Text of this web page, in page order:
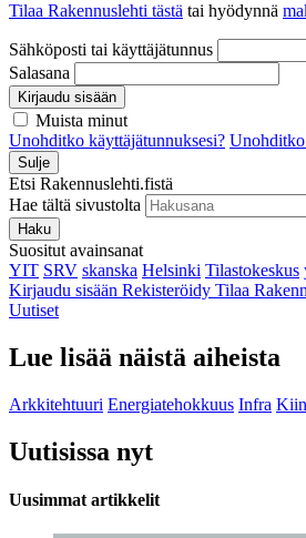
Tilaa Rakennuslehti tästä tai hyödynnä
Sähköposti tai käyttäjätunnus
Salasana
Kirjaudu sisään
Muista minut
Unohditko käyttäjätunnuksesi? Unohditko
Sulje
Etsi Rakennuslehti.fistä
Hae tältä sivustolta
Haku
Suositut avainsanat
YIT SRV skanska Helsinki Tilastokeskus
Kirjaudu sisään Rekisteröidy Tilaa
Uutiset
Lue lisää näistä aiheista
Arkkitehtuuri Energiatehokkuus Infra
Uutisissa nyt
Uusimmat artikkelit